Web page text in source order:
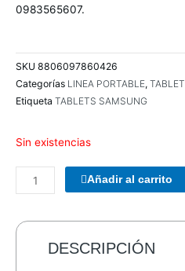
0983565607.
SKU 8806097860426
Categorías LINEA PORTABLE, TABLET
Etiqueta TABLETS SAMSUNG
Sin existencias
PARLANTES
WOOU
PULSE
Añadir al carrito
DESCRIPCIÓN